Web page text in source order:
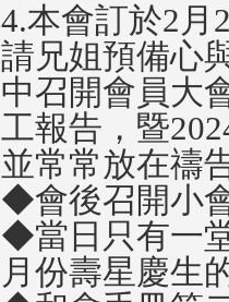
4.本會訂於2月
請兄姐預備心
中召開會員大
工報告，暨
並常常放在禱
◆會後召開小
◆當日只有一
月份壽星慶生